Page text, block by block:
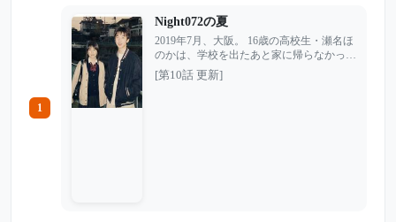
1
Night072の夏
2019年7月、大阪。 16歳の高校生・瀬名ほ
のかは、学校を出たあと家に帰らなかっ
た。普段なら遅くなる時は必ず連絡を入れ
る娘。だがその夜、何度電話をかけても、
[第10話 更新]